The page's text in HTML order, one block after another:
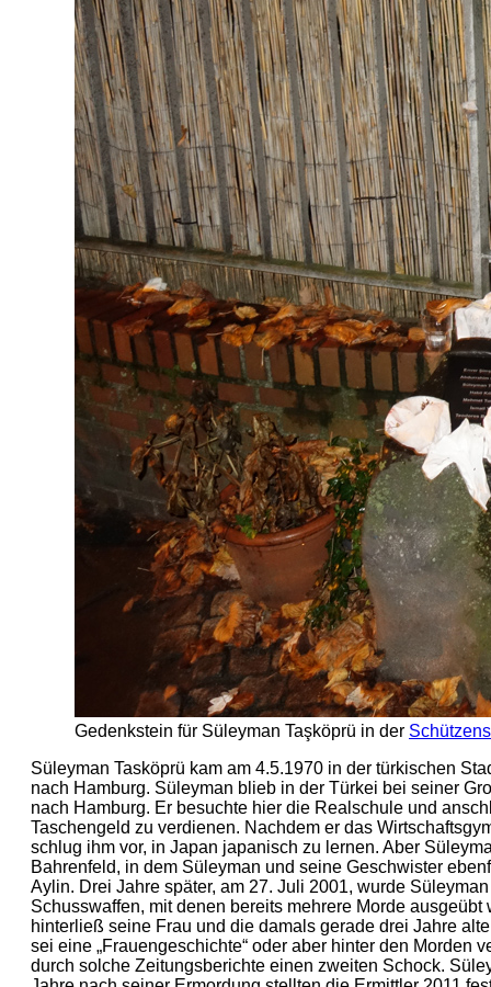
Gedenkstein für Süleyman Taşköprü in der
Süleyman Tasköprü kam am 4.5.1970 in der türkischen
nach Hamburg. Süleyman blieb in der Türkei bei seiner
nach Hamburg. Er besuchte hier die Realschule und
Taschengeld zu verdienen. Nachdem er das
schlug ihm vor, in Japan japanisch zu lernen. Aber
Bahrenfeld, in dem Süleyman und seine Geschwister
Aylin. Drei Jahre später, am 27. Juli 2001, wurde
Schusswaffen, mit denen bereits mehrere Morde
hinterließ seine Frau und die damals gerade drei Jahre
sei eine „Frauengeschichte“ oder aber hinter den
durch solche Zeitungsberichte einen zweiten Schock.